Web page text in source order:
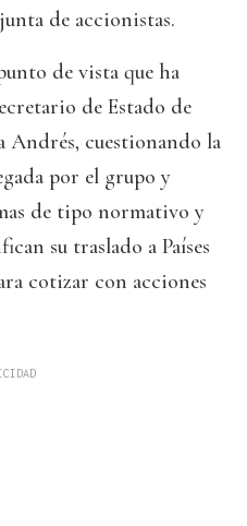
de accionistas.
de vista que ha
de Estado de
Andrés, cuestionando la
por el grupo y
de tipo normativo y
su traslado a Países
cotizar con acciones